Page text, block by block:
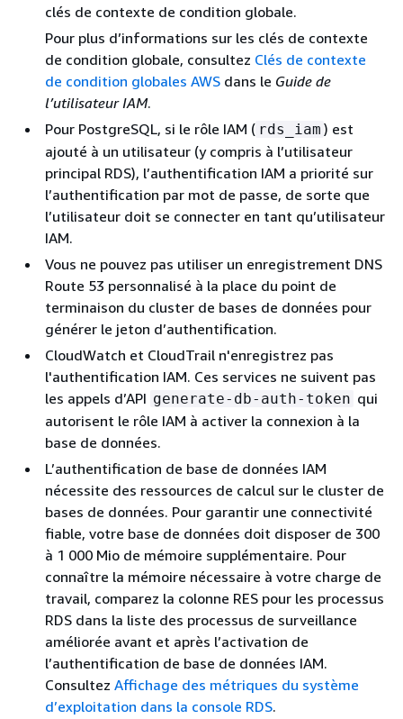
clés de contexte de condition globale.
Pour plus d’informations sur les clés de contexte
de condition globale, consultez Clés de contexte
de condition globales AWS dans le Guide de
l’utilisateur IAM.
Pour PostgreSQL, si le rôle IAM ( rds_iam ) est
ajouté à un utilisateur (y compris à l’utilisateur
principal RDS), l’authentification IAM a priorité sur
l’authentification par mot de passe, de sorte que
l’utilisateur doit se connecter en tant qu’utilisateur
IAM.
Vous ne pouvez pas utiliser un enregistrement DNS
Route 53 personnalisé à la place du point de
terminaison du cluster de bases de données pour
générer le jeton d’authentification.
CloudWatch et CloudTrail n'enregistrez pas
l'authentification IAM. Ces services ne suivent pas
les appels d’API generate-db-auth-token qui
autorisent le rôle IAM à activer la connexion à la
base de données.
L’authentification de base de données IAM
nécessite des ressources de calcul sur le cluster de
bases de données. Pour garantir une connectivité
fiable, votre base de données doit disposer de 300
à 1 000 Mio de mémoire supplémentaire. Pour
connaître la mémoire nécessaire à votre charge de
travail, comparez la colonne RES pour les processus
RDS dans la liste des processus de surveillance
améliorée avant et après l’activation de
l’authentification de base de données IAM.
Consultez Affichage des métriques du système
d’exploitation dans la console RDS.